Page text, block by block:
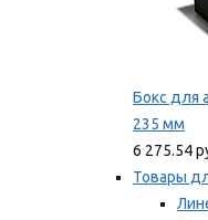
Бокс для
235 мм
6 275.54
Товары